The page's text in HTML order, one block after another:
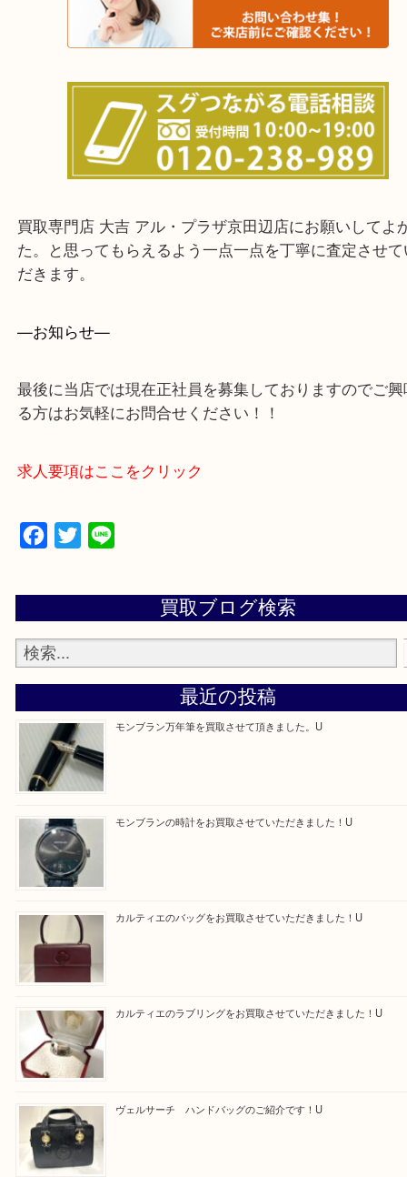
上記に記載がないエリアでもご相談ください。
・ご来店前に確認しておきたい！という方はお気
をください。
た。と思ってもらえるよう一点一点を丁寧に査定
だきます。
最後に当店では現在正社員を募集しておりますの
る方はお気軽にお問合せください！！
求人要項はここをクリック
Facebook
Twitter
Line